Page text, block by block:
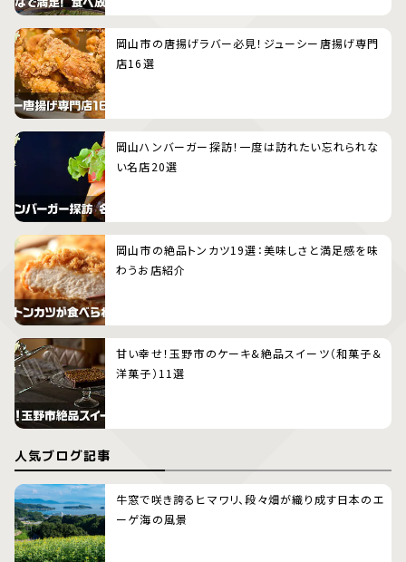
岡山市の唐揚げラバー必見！ジューシー唐揚げ専門
店16選
岡山ハンバーガー探訪！一度は訪れたい忘れられな
い名店20選
岡山市の絶品トンカツ19選：美味しさと満足感を味
わうお店紹介
甘い幸せ！玉野市のケーキ&絶品スイーツ（和菓子＆
洋菓子）11選
人気ブログ記事
牛窓で咲き誇るヒマワリ、段々畑が織り成す日本のエ
ーゲ海の風景